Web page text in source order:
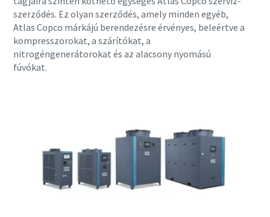
Minden, amit a pneumatikus szállítás
folyamatáról tudnia kell
szerződés. Ez olyan szerződés, amely minden egyéb,
Atlas Copco márkájú berendezésre érvényes, beleértve a
kompresszorokat, a szárítókat, a
nitrogéngenerátorokat és az alacsony nyomású
fúvókat.